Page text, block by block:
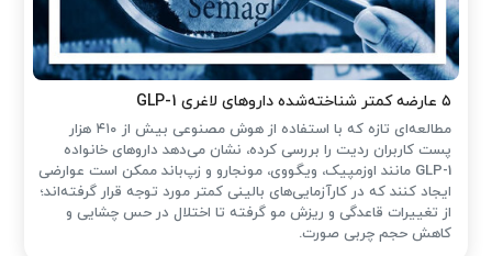
۵ عارضه کمتر شناخته‌شده داروهای لاغری GLP-1
مطالعه‌ای تازه که با استفاده از هوش مصنوعی بیش از ۴۱۰ هزار
پست کاربران ردیت را بررسی کرده، نشان می‌دهد داروهای خانواده
GLP-1 مانند اوزمپیک، ویگووی، مونجارو و زپ‌باند ممکن است عوارضی
ایجاد کنند که در کارآزمایی‌های بالینی کمتر مورد توجه قرار گرفته‌اند؛
از تغییرات قاعدگی و ریزش مو گرفته تا اختلال در حس چشایی و
کاهش حجم چربی صورت.